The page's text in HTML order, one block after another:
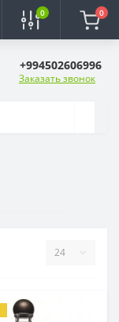
0 0
+994502606996
Заказать звонок